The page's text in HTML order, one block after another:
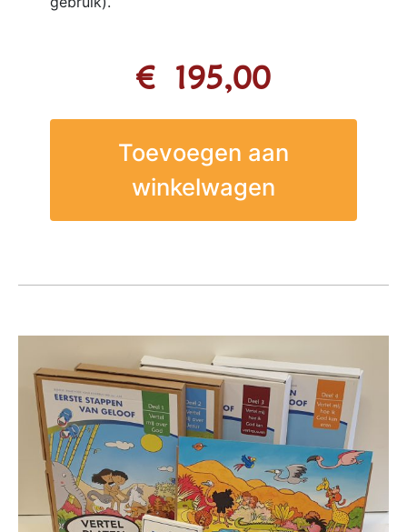
€ 195,00
Toevoegen aan
winkelwagen